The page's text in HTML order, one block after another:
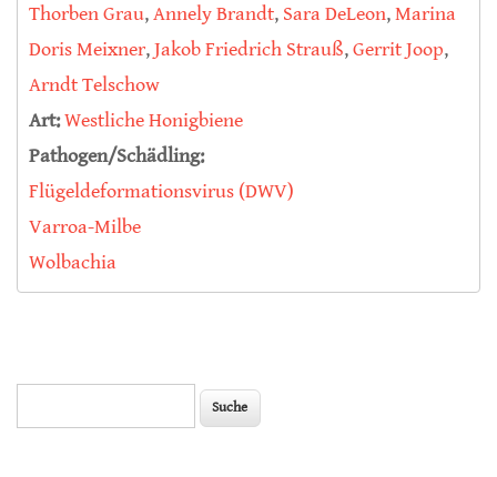
Thorben Grau,Annely Brandt, Sara DeLeon,Marina
Doris Meixner,Jakob Friedrich Strauß,Gerrit Joop,
Arndt Telschow
Art:Westliche Honigbiene
Pathogen/Schädling:
Flügeldeformationsvirus (DWV)
Varroa-Milbe
Wolbachia